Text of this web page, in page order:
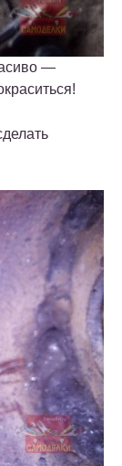
—